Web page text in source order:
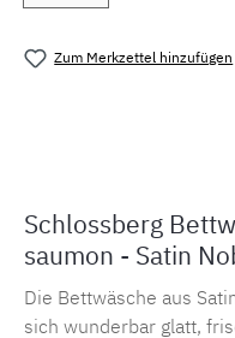
Zum Merkzettel hinzufügen
Schlossberg
saumon - Satin
Die Bettwäsche aus
sich wunderbar glatt,